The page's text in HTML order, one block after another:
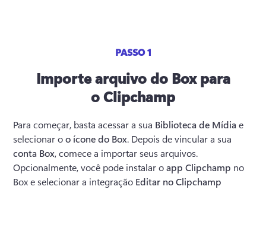
PASSO 1
Importe arquivo do Box para
o Clipchamp
Para começar, basta acessar a sua Biblioteca de Mídia e
selecionar o o ícone do Box
conta Box, comece a importar seus arquivos.
Opcionalmente, você pode instalar o app Clipchamp no
Box e selecionar a integração Editar no Clipchamp